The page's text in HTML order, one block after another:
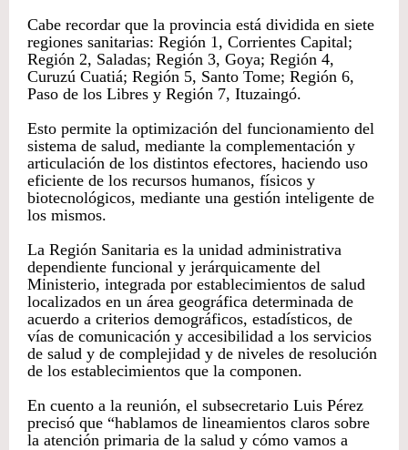
Cabe recordar que la provincia está dividida en siete
regiones sanitarias: Región 1, Corrientes Capital;
Región 2, Saladas; Región 3, Goya; Región 4,
Curuzú Cuatiá; Región 5, Santo Tome; Región 6,
Paso de los Libres y Región 7, Ituzaingó.
Esto permite la optimización del funcionamiento del
sistema de salud, mediante la complementación y
articulación de los distintos efectores, haciendo uso
eficiente de los recursos humanos, físicos y
biotecnológicos, mediante una gestión inteligente de
los mismos.
La Región Sanitaria es la unidad administrativa
dependiente funcional y jerárquicamente del
Ministerio, integrada por establecimientos de salud
localizados en un área geográfica determinada de
acuerdo a criterios demográficos, estadísticos, de
vías de comunicación y accesibilidad a los servicios
de salud y de complejidad y de niveles de resolución
de los establecimientos que la componen.
En cuento a la reunión, el subsecretario Luis Pérez
precisó que “hablamos de lineamientos claros sobre
la atención primaria de la salud y cómo vamos a